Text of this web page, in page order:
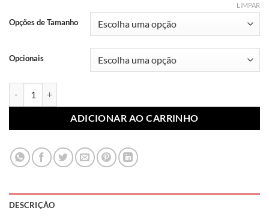
R$ 10,99
Opções de Tamanho
Opcionais
LIMPAR
ADICIONAR AO CARRINHO
DESCRIÇÃO